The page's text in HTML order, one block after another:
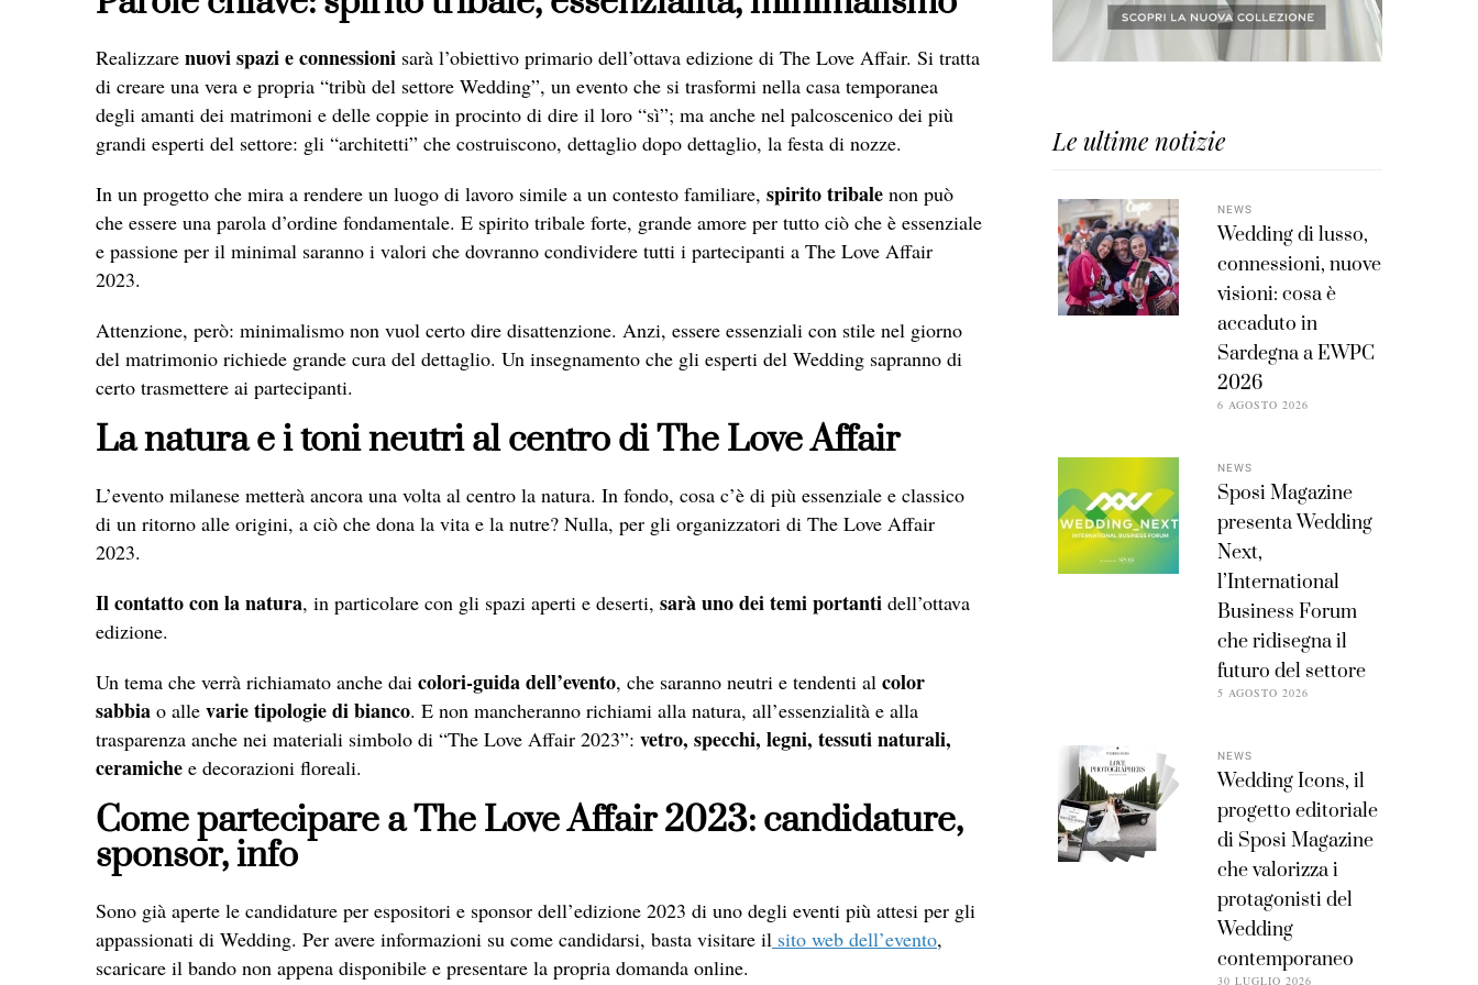
Realizzare nuovi spazi e connessioni sarà l’obiettivo primario dell’ottava edizione di The Love Affair. Si tratta
di creare una vera e propria “tribù del settore Wedding”, un evento che si trasformi nella casa temporanea
degli amanti dei matrimoni e delle coppie in procinto di dire il loro “sì”; ma anche nel palcoscenico dei più
grandi esperti del settore: gli “architetti” che costruiscono, dettaglio dopo dettaglio, la festa di nozze.
In un progetto che mira a rendere un luogo di lavoro simile a un contesto familiare, spirito tribale non può
che essere una parola d’ordine fondamentale. E spirito tribale forte, grande amore per tutto ciò che è essenziale
e passione per il minimal saranno i valori che dovranno condividere tutti i partecipanti a The Love Affair
2023.
Attenzione, però: minimalismo non vuol certo dire disattenzione. Anzi, essere essenziali con stile nel giorno
del matrimonio richiede grande cura del dettaglio. Un insegnamento che gli esperti del Wedding sapranno di
certo trasmettere ai partecipanti.
La natura e i toni neutri al centro di The Love Affair
L’evento milanese metterà ancora una volta al centro la natura. In fondo, cosa c’è di più essenziale e classico
di un ritorno alle origini, a ciò che dona la vita e la nutre? Nulla, per gli organizzatori di The Love Affair
2023.
Il contatto con la natura, in particolare con gli spazi aperti e deserti, sarà uno dei temi portanti dell’ottava
edizione.
Un tema che verrà richiamato anche dai colori-guida dell’evento, che saranno neutri e tendenti al color
sabbia o alle varie tipologie di bianco. E non mancheranno richiami alla natura, all’essenzialità e alla
trasparenza anche nei materiali simbolo di “The Love Affair 2023”: vetro, specchi, legni, tessuti naturali,
ceramiche e decorazioni floreali.
Come partecipare a The Love Affair 2023: candidature,
sponsor, info
Sono già aperte le candidature per espositori e sponsor dell’edizione 2023 di uno degli eventi più attesi per gli
appassionati di Wedding. Per avere informazioni su come candidarsi, basta visitare il sito web dell’evento,
scaricare il bando non appena disponibile e presentare la propria domanda online.
Le ultime notizie
NEWS
Wedding di lusso,
connessioni, nuove
visioni: cosa è
accaduto in
Sardegna a EWPC
2026
6 AGOSTO 2026
NEWS
Sposi Magazine
presenta Wedding
Next,
l’International
Business Forum
che ridisegna il
futuro del settore
5 AGOSTO 2026
NEWS
Wedding Icons, il
progetto editoriale
di Sposi Magazine
che valorizza i
protagonisti del
Wedding
contemporaneo
30 LUGLIO 2026